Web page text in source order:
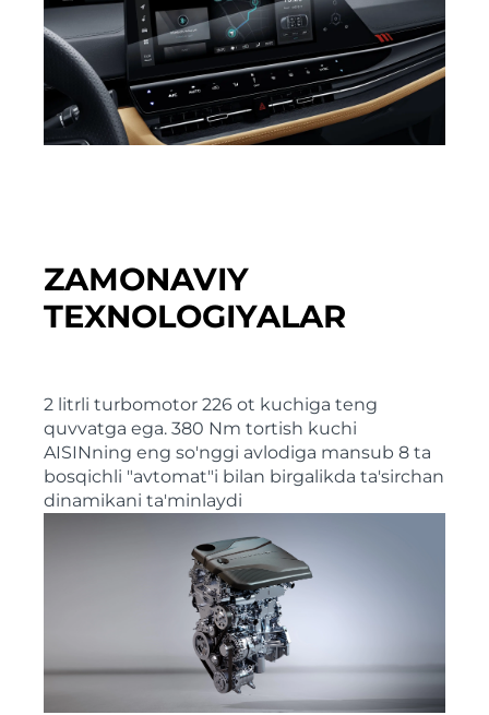
ZAMONAVIY
TEXNOLOGIYALAR
2 litrli turbomotor 226 ot kuchiga teng
quvvatga ega. 380 Nm tortish kuchi
AISINning eng so'nggi avlodiga mansub 8 ta
bosqichli "avtomat"i bilan birgalikda ta'sirchan
dinamikani ta'minlaydi